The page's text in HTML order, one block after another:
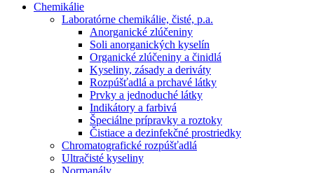
Chemikálie
Laboratórne chemikálie, čisté, p.a.
Anorganické zlúčeniny
Soli anorganických kyselín
Organické zlúčeniny a činidlá
Kyseliny, zásady a deriváty
Rozpúšťadlá a prchavé látky
Prvky a jednoduché látky
Indikátory a farbivá
Špeciálne prípravky a roztoky
Čistiace a dezinfekčné prostriedky
Chromatografické rozpúšťadlá
Ultračisté kyseliny
Normanály